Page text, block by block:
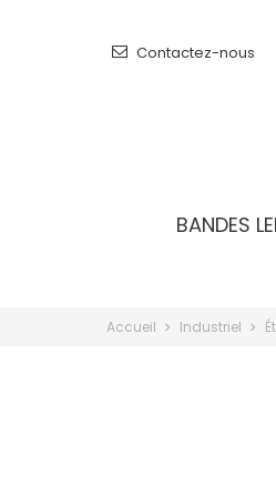
Contactez-nous
BANDES
Accueil Industriel